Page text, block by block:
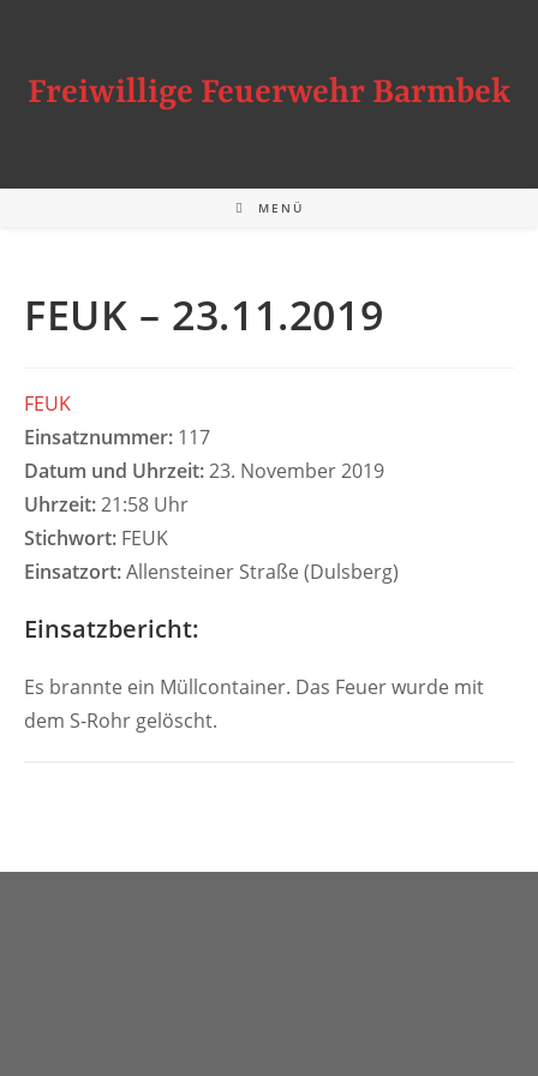
springen
Freiwillige Feuerwehr Barmbek
MENÜ
FEUK – 23.11.2019
FEUK
Einsatznummer: 117
Datum und Uhrzeit:23. November 2019
Uhrzeit:21:58 Uhr
Stichwort: FEUK
Einsatzort:Allensteiner Straße (Dulsberg)
Einsatzbericht:
Es brannte ein Müllcontainer. Das Feuer wurde mit
dem S-Rohr gelöscht.